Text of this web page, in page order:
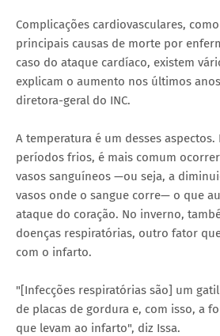
Complicações cardiovasculares,
principais causas de morte por
caso do ataque cardíaco, existem
explicam o aumento nos últimos
diretora-geral do INC.
A temperatura é um desses
períodos frios, é mais comum
vasos sanguíneos —ou seja, a
vasos onde o sangue corre— o que
ataque do coração. No inverno,
doenças respiratórias, outro fator
com o infarto.
"[Infecções respiratórias são] um
de placas de gordura e, com isso, a
que levam ao infarto", diz Issa.